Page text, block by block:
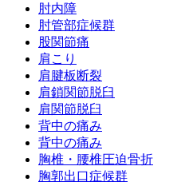
肘内障
肘管部症候群
股関節痛
肩こり
肩腱板断裂
肩鎖関節脱臼
肩関節脱臼
背中の痛み
背中の痛み
胸椎・腰椎圧迫骨折
胸郭出口症候群